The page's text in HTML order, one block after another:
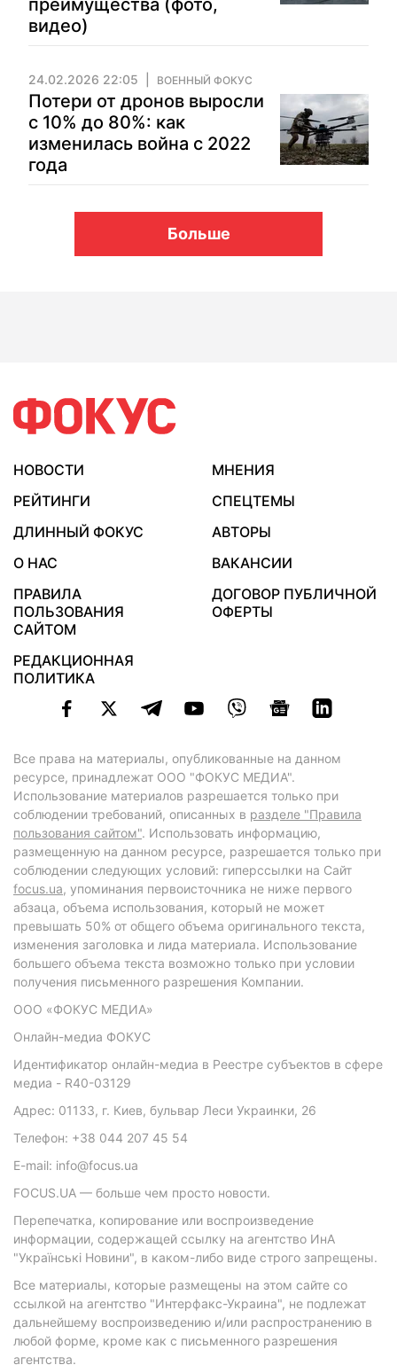
преимущества (фото,
видео)
24.02.2026 22:05 ВОЕННЫЙ ФОКУС
Потери от дронов выросли
с 10% до 80%: как
изменилась война с 2022
года
Больше
НОВОСТИ
МНЕНИЯ
РЕЙТИНГИ
СПЕЦТЕМЫ
ДЛИННЫЙ ФОКУС
АВТОРЫ
О НАС
ВАКАНСИИ
ПРАВИЛА
ПОЛЬЗОВАНИЯ
САЙТОМ
ДОГОВОР ПУБЛИЧНОЙ
ОФЕРТЫ
РЕДАКЦИОННАЯ
ПОЛИТИКА
Все права на материалы, опубликованные на данном
ресурсе, принадлежат ООО "ФОКУС МЕДИА".
Использование материалов разрешается только при
соблюдении требований, описанных в разделе "Правила
пользования сайтом". Использовать информацию,
размещенную на данном ресурсе, разрешается только при
соблюдении следующих условий: гиперссылки на Сайт
focus.ua, упоминания первоисточника не ниже первого
абзаца, объема использования, который не может
превышать 50% от общего объема оригинального текста,
изменения заголовка и лида материала. Использование
большего объема текста возможно только при условии
получения письменного разрешения Компании.
ООО «ФОКУС МЕДИА»
Онлайн-медиа ФОКУС
Идентификатор онлайн-медиа в Реестре субъектов в сфере
медиа - R40-03129
Адрес: 01133, г. Киев, бульвар Леси Украинки, 26
Телефон: +38 044 207 45 54
E-mail: info@focus.ua
FOCUS.UA — больше чем просто новости.
Перепечатка, копирование или воспроизведение
информации, содержащей ссылку на агентство ИнА
"Українські Новини", в каком-либо виде строго запрещены.
Все материалы, которые размещены на этом сайте со
ссылкой на агентство "Интерфакс-Украина", не подлежат
дальнейшему воспроизведению и/или распространению в
любой форме, кроме как с письменного разрешения
агентства.